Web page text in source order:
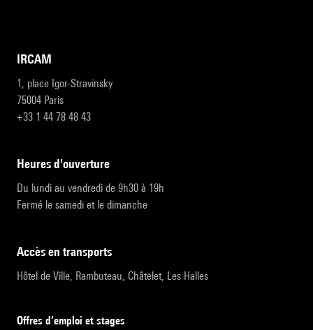
IRCAM
1, place Igor-Stravinsky
75004 Paris
+33 1 44 78 48 43
heures d'ouverture
Du lundi au vendredi de 9h30 à 19h
Fermé le samedi et le dimanche
accès en transports
Hôtel de Ville, Rambuteau, Châtelet, Les Halles
Offres d’emploi et stages